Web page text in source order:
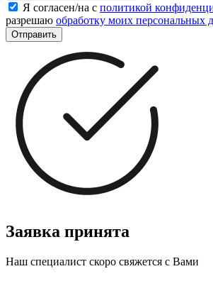
Я согласен/на с политикой
разрешаю обработку моих персональных
Отправить
Заявка принята
Наш специалист скоро свяжется с Вами